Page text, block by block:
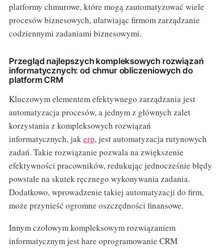
platformy chmurowe, które mogą zautomatyzować wiele
procesów biznesowych, ułatwiając firmom zarządzanie
codziennymi zadaniami biznesowymi.
Przegląd najlepszych kompleksowych rozwiązań
informatycznych: od chmur obliczeniowych do
platform CRM
Kluczowym elementem efektywnego zarządzania jest
automatyzacja procesów, a jednym z głównych zalet
korzystania z kompleksowych rozwiązań
informatycznych, jakerp, jest automatyzacja rutynowych
zadań. Takie rozwiązanie pozwala na zwiększenie
efektywności pracowników, redukując jednocześnie błędy
powstałe na skutek ręcznego wykonywania zadania.
Dodatkowo, wprowadzenie takiej automatyzacji do firm,
może przynieść ogromne oszczędności finansowe.
Innym czołowym kompleksowym rozwiązaniem
informatycznym jest hare oprogramowanie CRM